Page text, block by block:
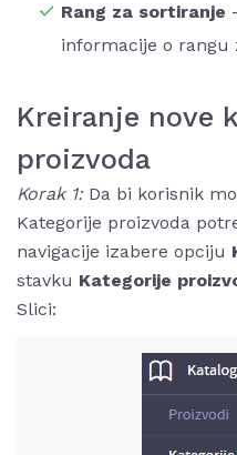
Rang za sortiranje
informacije o rangu
Kreiranje nove
proizvoda
Korak 1:Da bi korisnik
Kategorije proizvoda
navigacije izabere opciju
stavku Kategorije
Slici: